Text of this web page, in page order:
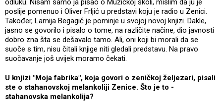
odluku. Nisam samo ja pisao o Muzičkoj školi, mislim da ju je
poslije pomenuo i Oliver Frljić u predstavi koju je radio u Zenici.
Također, Lamija Begagić je pominje u svojoj novoj knjizi. Dakle,
jasno se govorilo i pisalo o tome, na različite načine, dio javnosti
dobro zna šta se dešavalo tamo. Ali, oni koji bi morali da se
suoče s tim, nisu čitali knjige niti gledali predstavu. Na pravo
suočavanje još uvijek moramo čekati.
U knjizi "Moja fabrika", koja govori o zeničkoj željezari, pisali
ste o stahanovskoj melankoliji Zenice. Što je to -
stahanovska melankolija?